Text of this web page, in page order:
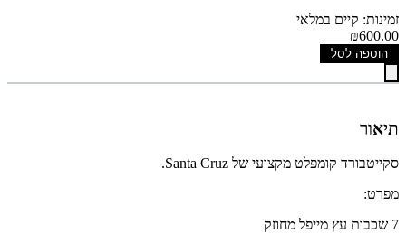
זמינות: קיים במלאי
₪600.00
הוספה לסל
תיאור
סקייטבורד קומפלט מקצועי של Santa Cruz.
מפרט:
7 שכבות עץ מייפל מחוזק